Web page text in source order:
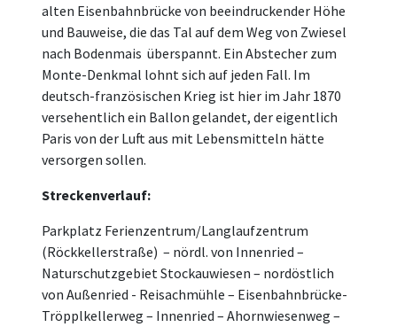
alten Eisenbahnbrücke von beeindruckender Höhe
und Bauweise, die das Tal auf dem Weg von Zwiesel
nach Bodenmais überspannt. Ein Abstecher zum
Monte-Denkmal lohnt sich auf jeden Fall. Im
deutsch-französischen Krieg ist hier im Jahr 1870
versehentlich ein Ballon gelandet, der eigentlich
Paris von der Luft aus mit Lebensmitteln hätte
versorgen sollen.
Streckenverlauf:
Parkplatz Ferienzentrum/Langlaufzentrum
(Röckkellerstraße) – nördl. von Innenried –
Naturschutzgebiet Stockauwiesen – nordöstlich
von Außenried - Reisachmühle – Eisenbahnbrücke-
Tröpplkellerweg – Innenried – Ahornwiesenweg –